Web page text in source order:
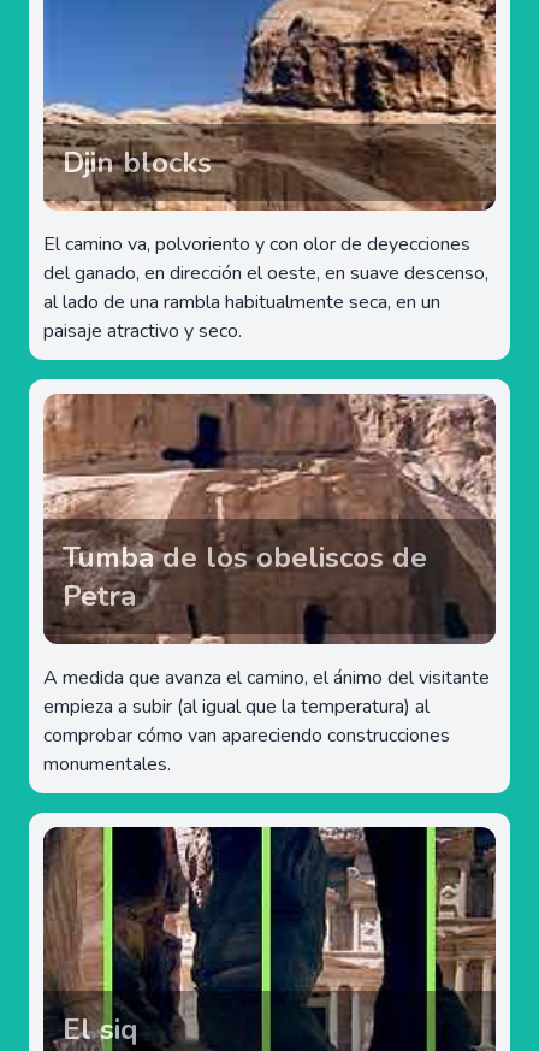
Djin blocks
El camino va, polvoriento y con olor de deyecciones
del ganado, en dirección el oeste, en suave descenso,
al lado de una rambla habitualmente seca, en un
paisaje atractivo y seco.
Tumba de los obeliscos de
Petra
A medida que avanza el camino, el ánimo del visitante
empieza a subir (al igual que la temperatura) al
comprobar cómo van apareciendo construcciones
monumentales.
El siq